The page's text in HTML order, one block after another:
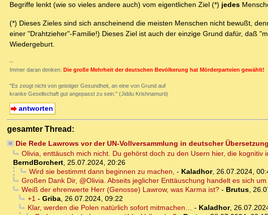
Begriffe lenkt (wie so vieles andere auch) vom eigentlichen Ziel (*) jedes
(*) Dieses Zieles sind sich anscheinend die meisten Menschen nicht bewußt,
einer "Drahtzieher"-Familie!) Dieses Ziel ist auch der einzige Grund dafür, daß
Wiedergeburt.
--
Immer daran denken: Die große Mehrheit der deutschen Bevölkerung hat Mörderparteien gewählt!
"Es zeugt nicht von geistiger Gesundheit, an eine von Grund auf
kranke Gesellschaft gut angepasst zu sein." (Jiddu Krishnamurti)
antworten
gesamter Thread:
Die Rede Lawrows vor der UN-Vollversammlung in deutscher
Olivia, enttäusch mich nicht. Du gehörst doch zu den Usern hier, die
BerndBorchert, 25.07.2024, 20:26
Wird sie bestimmt dann beginnen zu machen, - Kaladhor, 26.07.2024,
Großen Dank Dir, @Olivia. Abseits jeglicher Enttäuschung handelt es sich
Weiß der ehrenwerte Herr (Genosse) Lawrow, was Karma ist?- Brutus,
+1- Griba, 26.07.2024, 09:22
Klar, werden die Polen natürlich sofort mitmachen… - Kaladhor,